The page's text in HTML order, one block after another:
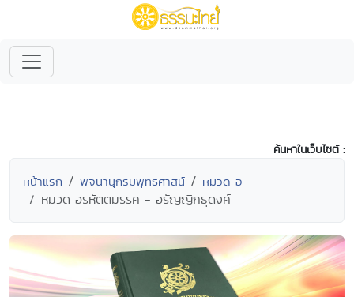
ค้นหาในเว็บไซต์ :
หน้าแรก พจนานุกรมพุทธศาสน์ หมวด อ
หมวด อรหัตตมรรค - อรัญญิกธุดงค์